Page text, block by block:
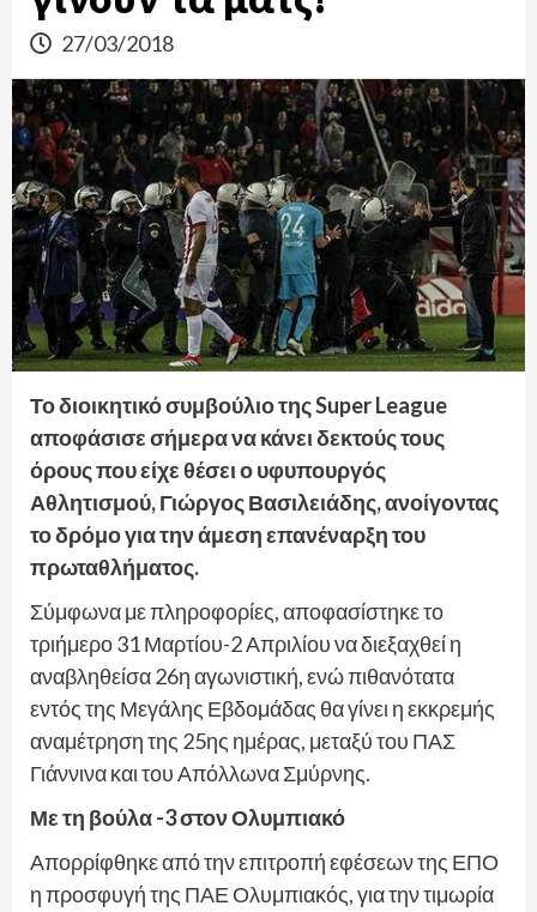
27/03/2018
Το διοικητικό συμβούλιο της Super League
αποφάσισε σήμερα να κάνει δεκτούς τους
όρους που είχε θέσει ο υφυπουργός
Αθλητισμού, Γιώργος Βασιλειάδης, ανοίγοντας
το δρόμο για την άμεση επανέναρξη του
πρωταθλήματος.
Σύμφωνα με πληροφορίες, αποφασίστηκε το
τριήμερο 31 Μαρτίου-2 Απριλίου να διεξαχθεί η
αναβληθείσα 26η αγωνιστική, ενώ πιθανότατα
εντός της Μεγάλης Εβδομάδας θα γίνει η εκκρεμής
αναμέτρηση της 25ης ημέρας, μεταξύ του ΠΑΣ
Γιάννινα και του Απόλλωνα Σμύρνης.
Με τη βούλα -3 στον Ολυμπιακό
Απορρίφθηκε από την επιτροπή εφέσεων της ΕΠΟ
η προσφυγή της ΠΑΕ Ολυμπιακός, για την τιμωρία